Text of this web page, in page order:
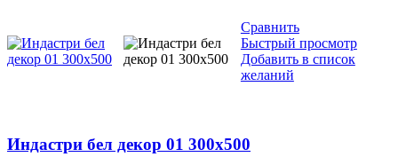
Сравнить
Быстрый просмотр
Добавить в список
желаний
Индастри бел декор 01 300х500